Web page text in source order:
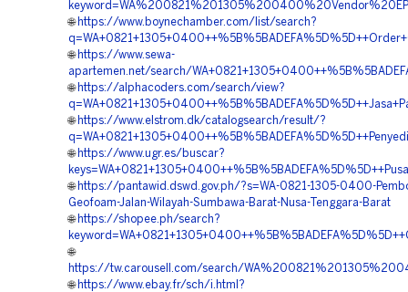
🌐 https://www.boynechamber.com/list/search?
🌐 https://www.sewa-
apartemen.net/search/
🌐 https://alphacoders.com/search/view?
🌐 https://www.elstrom.dk/catalogsearch/result/?
🌐 https://www.ugr.es/buscar?
🌐 https://pantawid.dswd.gov.ph/?s=WA-0821-1305-0400-
Geofoam-Jalan-Wilayah-Sumbawa-Barat-Nusa-Tenggara-Barat
🌐 https://shopee.ph/search?
🌐
https://tw.carousell.com/search/
🌐 https://www.ebay.fr/sch/i.html?